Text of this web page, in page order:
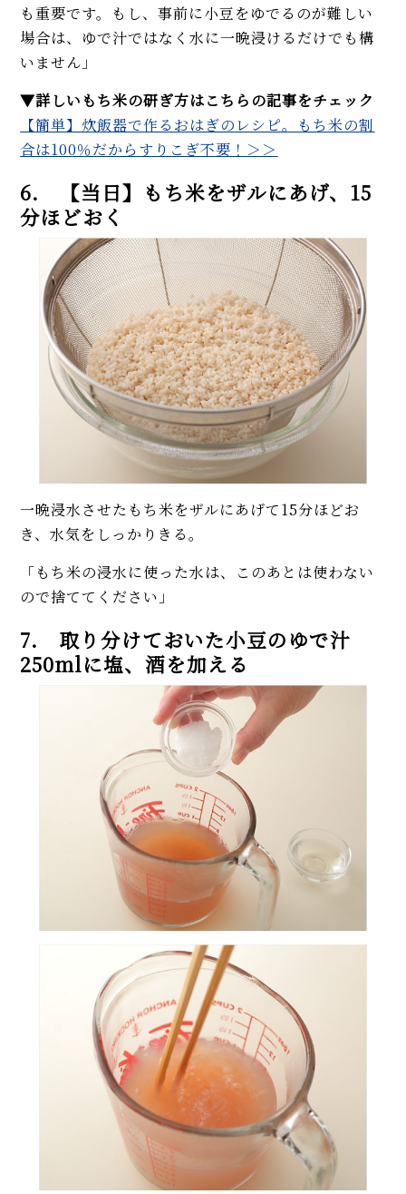
も重要です。もし、事前に小豆をゆでるのが難しい
場合は、ゆで汁ではなく水に一晩浸けるだけでも構
いません」
▼詳しいもち米の研ぎ方はこちらの記事をチェック
【簡単】炊飯器で作るおはぎのレシピ。もち米の割
合は100％だからすりこぎ不要！＞＞
6. 【当日】もち米をザルにあげ、15
分ほどおく
一晩浸水させたもち米をザルにあげて15分ほどお
き、水気をしっかりきる。
「もち米の浸水に使った水は、このあとは使わない
ので捨ててください」
7. 取り分けておいた小豆のゆで汁
250mlに塩、酒を加える